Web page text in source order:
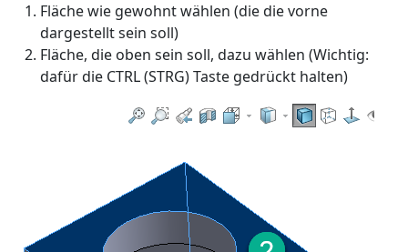
Fläche wie gewohnt wählen (die die vorne
dargestellt sein soll)
Fläche, die oben sein soll, dazu wählen (Wichtig:
dafür die CTRL (STRG) Taste gedrückt halten)